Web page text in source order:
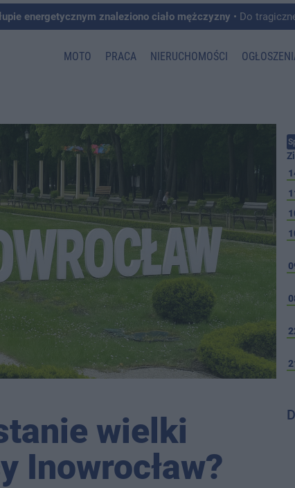
energetycznym znaleziono ciało mężczyzny • Do tragicznego zdarzenia
MOTO PRACA NIERUCHOMOŚCI
wielki
Inowrocław?